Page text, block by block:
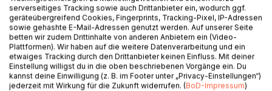
Energie zu begegnen!
Nebel im Kopf geht zurück auf die englischen Worte: Brain
Fog.
Ernährung kann Kraft geben, aber auch nehmen. Brain Fog
ist ein Symptom davon.
serverseitiges Tracking sowie auch Drittanbieter ein, wodurch ggf.
geräteübergreifend Cookies, Fingerprints, Tracking-Pixel, IP-Adressen
sowie gehashte E-Mail-Adressen genutzt werden. Auf unserer Seite
betten wir zudem Drittinhalte von anderen Anbietern ein (Video-
Plattformen). Wir haben auf die weitere Datenverarbeitung und ein
etwaiges Tracking durch den Drittanbieter keinen Einfluss. Mit deiner
Einstellung willigst du in die oben beschriebenen Vorgänge ein. Du
kannst deine Einwilligung (z. B. im Footer unter „Privacy-Einstellungen“)
jederzeit mit Wirkung für die Zukunft widerrufen. (BoD-Impressum)